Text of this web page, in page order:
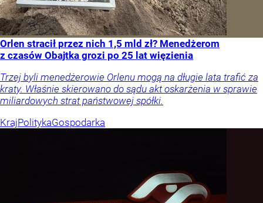
Orlen stracił przez nich 1,5 mld zł? Menedżerom
z czasów Obajtka grozi po 25 lat więzienia
Trzej byli menedżerowie Orlenu mogą na długie lata trafić za
kraty. Właśnie skierowano do sądu akt oskarżenia w sprawie
miliardowych strat państwowej spółki.
KrajPolitykaGospodarka